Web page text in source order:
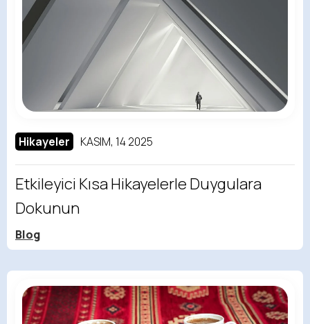
Hikayeler KASIM, 14 2025
Etkileyici Kısa Hikayelerle Duygulara
Dokunun
Blog